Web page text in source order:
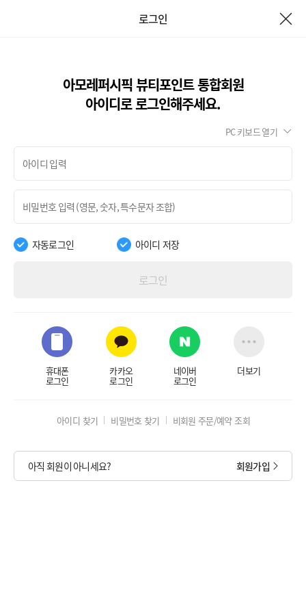
로그인
아모레퍼시픽 뷰티포인트 통합회원
아이디로 로그인해주세요.
PC 키보드 열기
자동로그인 아이디 저장
로그인
휴대폰
로그인
카카오
로그인
네이버
로그인
더보기
아이디 찾기 비밀번호 찾기 비회원 주문/예약 조회
아직 회원이 아니세요? 회원가입